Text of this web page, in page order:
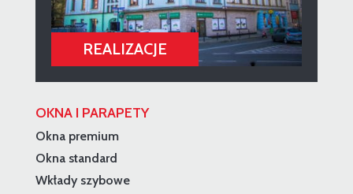
OKNA I PARAPETY
Okna premium
Okna standard
Wkłady szybowe